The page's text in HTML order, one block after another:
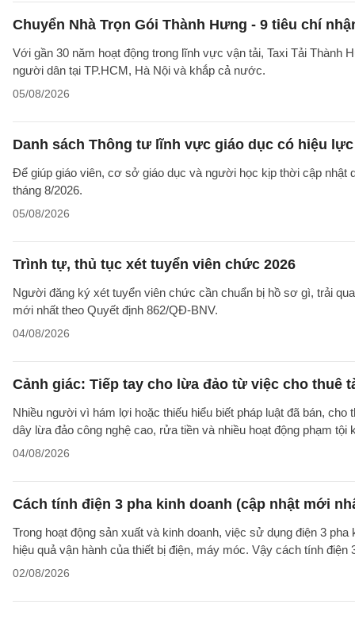
Chuyển Nhà Trọn Gói Thành Hưng - 9 tiêu chí
Với gần 30 năm hoạt động trong lĩnh vực vận tải, Taxi Tải Thành
người dân tại TP.HCM, Hà Nội và khắp cả nước.
05/08/2026
Danh sách Thông tư lĩnh vực giáo dục có hiệu
Để giúp giáo viên, cơ sở giáo dục và người học kịp thời cập
tháng 8/2026.
05/08/2026
Trình tự, thủ tục xét tuyển viên chức 2026
Người đăng ký xét tuyển viên chức cần chuẩn bị hồ sơ gì, trải
mới nhất theo Quyết định 862/QĐ-BNV.
04/08/2026
Cảnh giác: Tiếp tay cho lừa đảo từ việc cho thuê
Nhiều người vì hám lợi hoặc thiếu hiểu biết pháp luật đã bán,
dây lừa đảo công nghệ cao, rửa tiền và nhiều hoạt động phạm tội
04/08/2026
Cách tính điện 3 pha kinh doanh (cập nhật mới
Trong hoạt động sản xuất và kinh doanh, việc sử dụng điện 3
hiệu quả vận hành của thiết bị điện, máy móc. Vậy cách tính điện
02/08/2026